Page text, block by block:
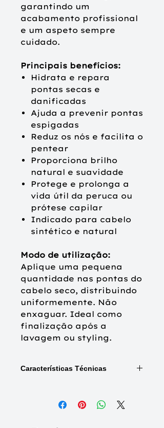
garantindo um
acabamento profissional
e um aspeto sempre
cuidado.
Principais benefícios:
Hidrata e repara
pontas secas e
danificadas
Ajuda a prevenir pontas
espigadas
Reduz os nós e facilita o
pentear
Proporciona brilho
natural e suavidade
Protege e prolonga a
vida útil da peruca ou
prótese capilar
Indicado para cabelo
sintético e natural
Modo de utilização:
Aplique uma pequena
quantidade nas pontas do
cabelo seco, distribuindo
uniformemente. Não
enxaguar. Ideal como
finalização após a
lavagem ou styling.
Características Técnicas
Capacidade:
50 ml